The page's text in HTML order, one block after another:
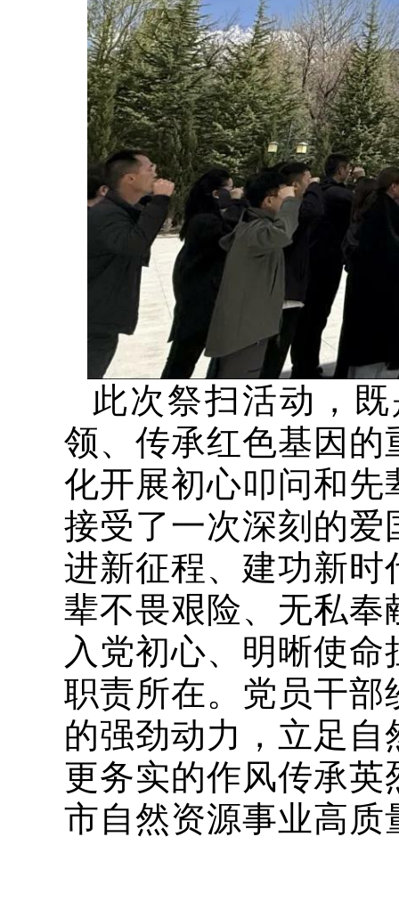
此次祭扫活动，
领、传承红色基因
化开展初心叩问和
接受了一次深刻的
进新征程、建功新
辈不畏艰险、无私
入党初心、明晰使
职责所在。党员干
的强劲动力，立足
更务实的作风传承
市自然资源事业高